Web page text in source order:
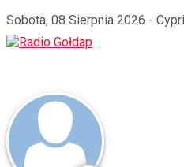
Sobota, 08 Sierpnia 2026 -